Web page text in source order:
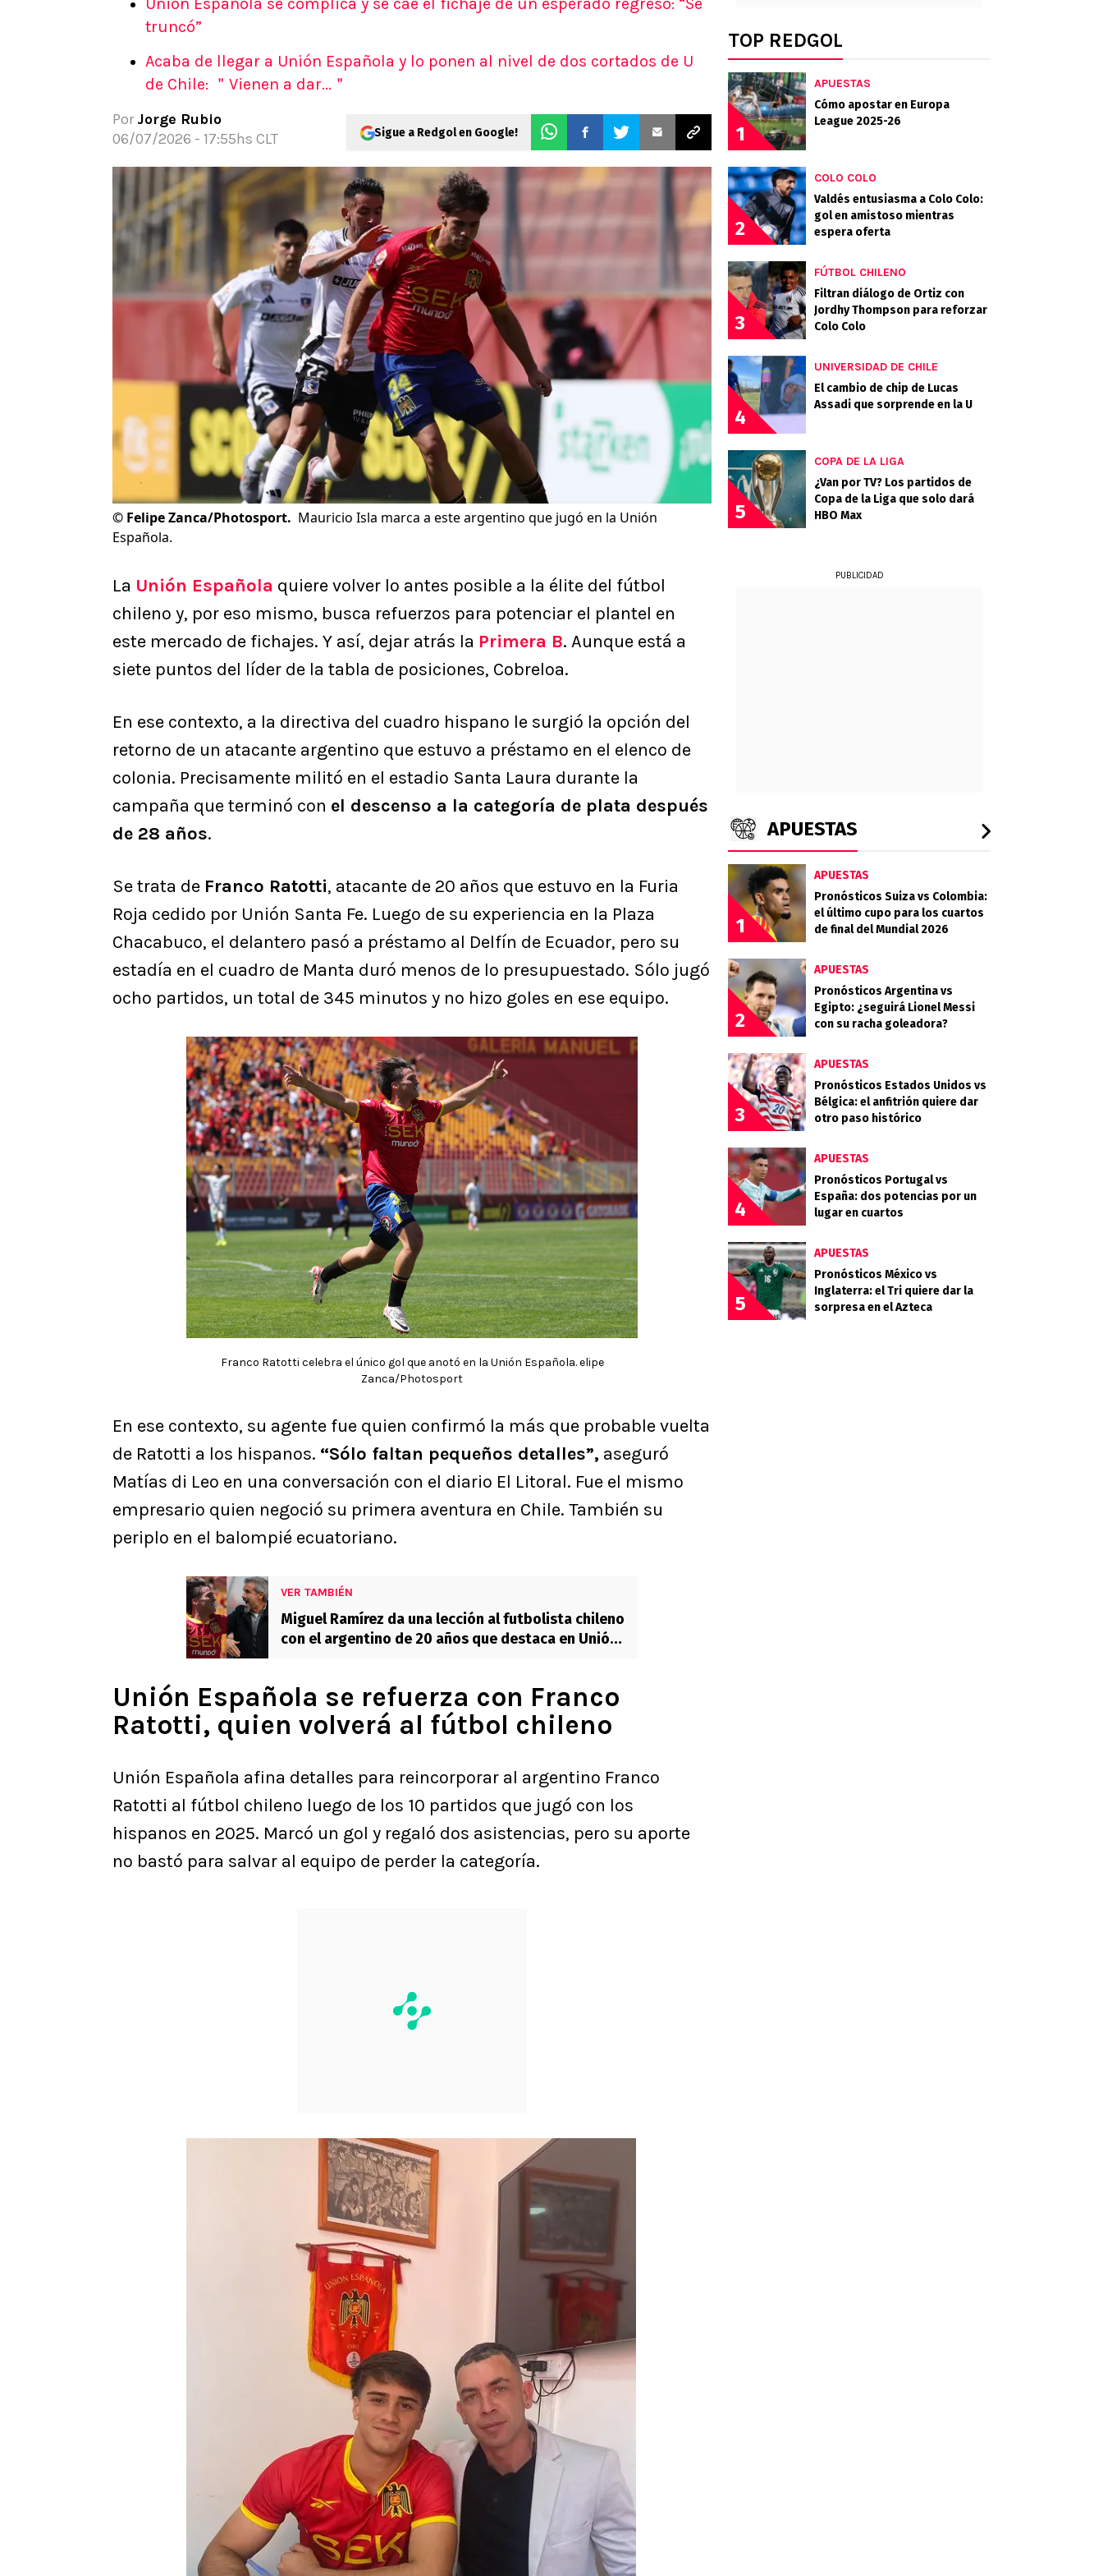
Apuesta del día
truncó”
Acaba de llegar a Unión Española y lo ponen al nivel de dos cortados de U
de Chile: ＂Vienen a dar...＂
Por Jorge Rubio
06/07/2026 - 17:55hs CLT
Sigue a Redgol en Google!
© Felipe Zanca/Photosport. Mauricio Isla marca a este argentino que jugó en la Unión
Española.
La Unión Española quiere volver lo antes posible a la élite del fútbol
chileno y, por eso mismo, busca refuerzos para potenciar el plantel en
este mercado de fichajes. Y así, dejar atrás la Primera B. Aunque está a
siete puntos del líder de la tabla de posiciones, Cobreloa.
En ese contexto, a la directiva del cuadro hispano le surgió la opción del
retorno de un atacante argentino que estuvo a préstamo en el elenco de
colonia. Precisamente militó en el estadio Santa Laura durante la
campaña que terminó con el descenso a la categoría de plata después
de 28 años.
Se trata de Franco Ratotti, atacante de 20 años que estuvo en la Furia
Roja cedido por Unión Santa Fe. Luego de su experiencia en la Plaza
Chacabuco, el delantero pasó a préstamo al Delfín de Ecuador, pero su
estadía en el cuadro de Manta duró menos de lo presupuestado. Sólo jugó
ocho partidos, un total de 345 minutos y no hizo goles en ese equipo.
Franco Ratotti celebra el único gol que anotó en la Unión Española. elipe
Zanca/Photosport
En ese contexto, su agente fue quien confirmó la más que probable vuelta
de Ratotti a los hispanos. “Sólo faltan pequeños detalles”, aseguró
Matías di Leo en una conversación con el diario El Litoral. Fue el mismo
empresario quien negoció su primera aventura en Chile. También su
periplo en el balompié ecuatoriano.
VER TAMBIÉN
Miguel Ramírez da una lección al futbolista chileno
con el argentino de 20 años que destaca en Unión
Unión Española se refuerza con Franco
Ratotti, quien volverá al fútbol chileno
Unión Española afina detalles para reincorporar al argentino Franco
Ratotti al fútbol chileno luego de los 10 partidos que jugó con los
hispanos en 2025. Marcó un gol y regaló dos asistencias, pero su aporte
no bastó para salvar al equipo de perder la categoría.
TOP REDGOL
1
APUESTAS
Cómo apostar en Europa
League 2025-26
2
COLO COLO
Valdés entusiasma a Colo Colo:
gol en amistoso mientras
espera oferta
3
FÚTBOL CHILENO
Filtran diálogo de Ortiz con
Jordhy Thompson para reforzar
Colo Colo
4
UNIVERSIDAD DE CHILE
El cambio de chip de Lucas
Assadi que sorprende en la U
5
COPA DE LA LIGA
¿Van por TV? Los partidos de
Copa de la Liga que solo dará
HBO Max
PUBLICIDAD
APUESTAS
1
APUESTAS
Pronósticos Suiza vs Colombia:
el último cupo para los cuartos
de final del Mundial 2026
2
APUESTAS
Pronósticos Argentina vs
Egipto: ¿seguirá Lionel Messi
con su racha goleadora?
3
APUESTAS
Pronósticos Estados Unidos vs
Bélgica: el anfitrión quiere dar
otro paso histórico
4
APUESTAS
Pronósticos Portugal vs
España: dos potencias por un
lugar en cuartos
5
APUESTAS
Pronósticos México vs
Inglaterra: el Tri quiere dar la
sorpresa en el Azteca